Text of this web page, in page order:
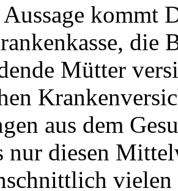
kommt
die
Mütter
aus dem
nur diesen
vielen